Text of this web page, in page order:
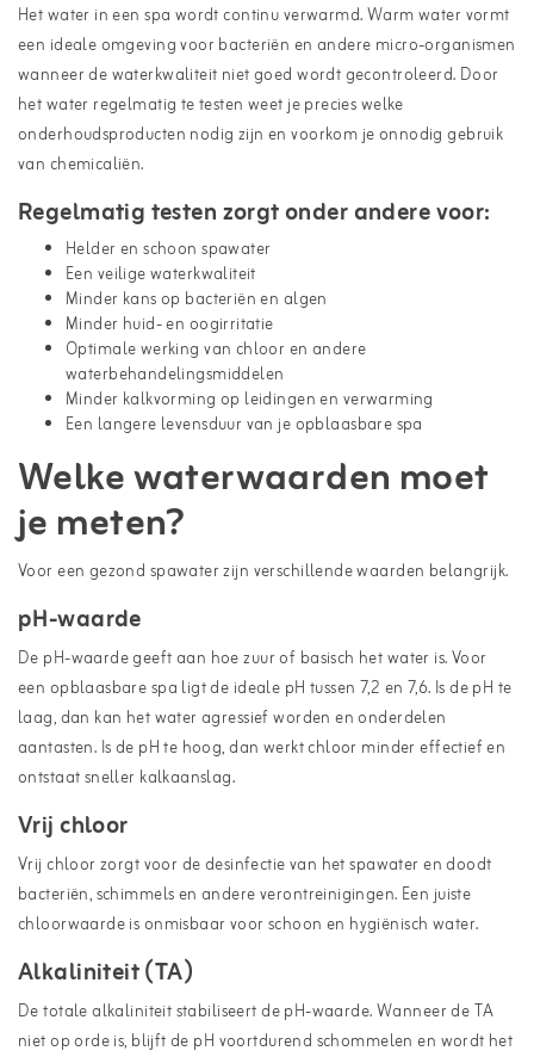
Het water in een spa wordt continu verwarmd. Warm water vormt
een ideale omgeving voor bacteriën en andere micro-organismen
wanneer de waterkwaliteit niet goed wordt gecontroleerd. Door
het water regelmatig te testen weet je precies welke
onderhoudsproducten nodig zijn en voorkom je onnodig gebruik
van chemicaliën.
Regelmatig testen zorgt onder andere voor:
Helder en schoon spawater
Een veilige waterkwaliteit
Minder kans op bacteriën en algen
Minder huid- en oogirritatie
Optimale werking van chloor en andere
waterbehandelingsmiddelen
Minder kalkvorming op leidingen en verwarming
Een langere levensduur van je opblaasbare spa
Welke waterwaarden moet
je meten?
Voor een gezond spawater zijn verschillende waarden belangrijk.
pH-waarde
De pH-waarde geeft aan hoe zuur of basisch het water is. Voor
een opblaasbare spa ligt de ideale pH tussen 7,2 en 7,6. Is de pH te
laag, dan kan het water agressief worden en onderdelen
aantasten. Is de pH te hoog, dan werkt chloor minder effectief en
ontstaat sneller kalkaanslag.
Vrij chloor
Vrij chloor zorgt voor de desinfectie van het spawater en doodt
bacteriën, schimmels en andere verontreinigingen. Een juiste
chloorwaarde is onmisbaar voor schoon en hygiënisch water.
Alkaliniteit (TA)
De totale alkaliniteit stabiliseert de pH-waarde. Wanneer de TA
niet op orde is, blijft de pH voortdurend schommelen en wordt het